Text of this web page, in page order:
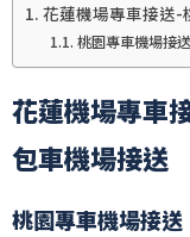
花蓮機場專車接送-
桃園專車機場接送
花蓮機場專車
包車機場接送
桃園專車機場接送